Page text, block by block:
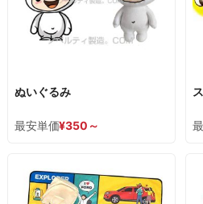
最安単価¥350 ～
ぬいぐるみ